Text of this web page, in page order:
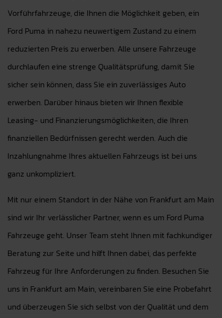
Vorführfahrzeuge, die Ihnen die Möglichkeit geben, ein
Ford Puma in nahezu neuwertigem Zustand zu einem
reduzierten Preis zu erwerben. Alle unsere Fahrzeuge
durchlaufen eine strenge Qualitätsprüfung, damit Sie
sicher sein können, dass Sie ein zuverlässiges Auto
erwerben. Darüber hinaus bieten wir Ihnen flexible
Leasing- und Finanzierungsmöglichkeiten, die Ihren
finanziellen Bedürfnissen gerecht werden. Auch die
Inzahlungnahme Ihres aktuellen Fahrzeugs ist bei uns
ganz unkompliziert.
Mit nur einem Standort in der Nähe von Frankfurt am Main
sind wir Ihr verlässlicher Partner, wenn es um Ford Puma
Fahrzeuge geht. Unser Team steht Ihnen mit fachkundiger
Beratung zur Seite und hilft Ihnen dabei, das perfekte
Fahrzeug für Ihre Anforderungen zu finden. Besuchen Sie
uns in Frankfurt am Main, vereinbaren Sie eine Probefahrt
und überzeugen Sie sich selbst von der Qualität und dem